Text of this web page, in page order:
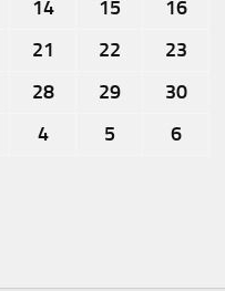
14 15
16
21 22
23
28 29
30
4 5 6